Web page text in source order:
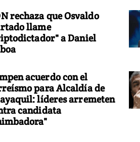
rechaza que Osvaldo
llame
a Daniel
acuerdo con el
para Alcaldía de
líderes arremeten
candidata